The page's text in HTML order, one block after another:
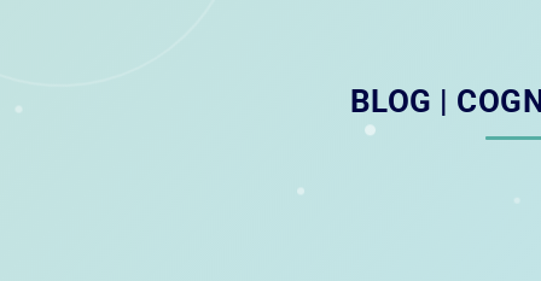
BLOG |